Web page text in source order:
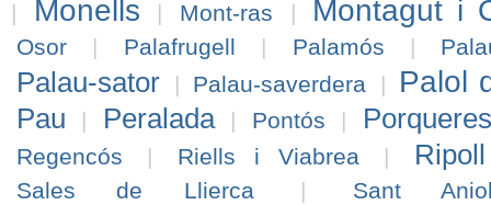
| Monells | Mont-ras | Montagut i
Osor | Palafrugell | Palamós |
Palau-sator | Palau-saverdera | Palol
Pau | Peralada | Pontós | Porqueres
Regencós | Riells i Viabrea | Ripoll
Sales de Llierca
| Sant